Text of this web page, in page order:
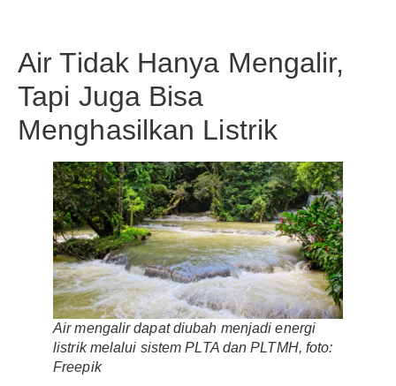
Air Tidak Hanya Mengalir,
Tapi Juga Bisa
Menghasilkan Listrik
Air mengalir dapat diubah menjadi energi
listrik melalui sistem PLTA dan PLTMH, foto:
Freepik